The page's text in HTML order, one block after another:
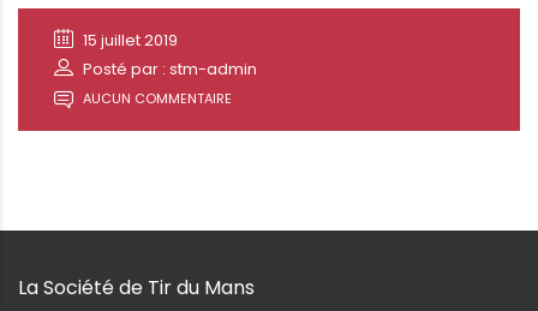
15 juillet 2019
Posté par : stm-admin
AUCUN COMMENTAIRE
La Société de Tir du Mans